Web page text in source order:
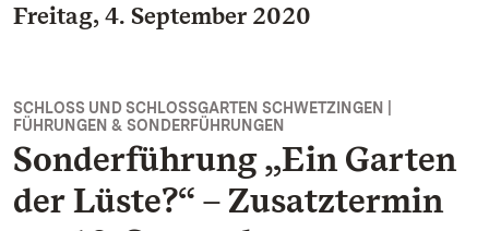
Freitag, 4. September 2020
SCHLOSS UND SCHLOSSGARTEN SCHWETZINGEN |
FÜHRUNGEN & SONDERFÜHRUNGEN
Sonderführung „Ein Garten
der Lüste?“ – Zusatztermin